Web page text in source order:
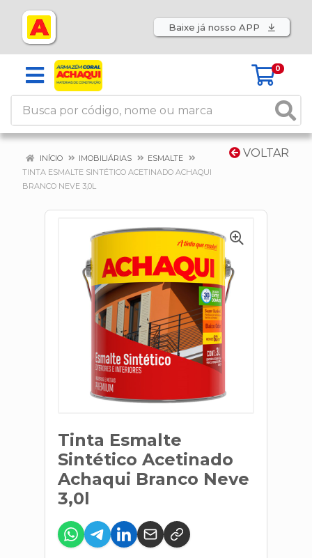
Baixe já nosso APP
0
VOLTAR
INÍCIO IMOBILIÁRIAS
ESMALTE
TINTA ESMALTE SINTÉTICO ACETINADO ACHAQUI
BRANCO NEVE 3,0L
Tinta Esmalte
Sintético Acetinado
Achaqui Branco Neve
3,0l